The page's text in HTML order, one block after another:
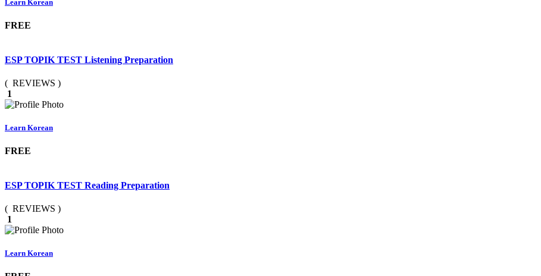
Learn Korean
FREE
ESP TOPIK TEST Listening Preparation
( REVIEWS )
1
Learn Korean
FREE
ESP TOPIK TEST Reading Preparation
( REVIEWS )
1
Learn Korean